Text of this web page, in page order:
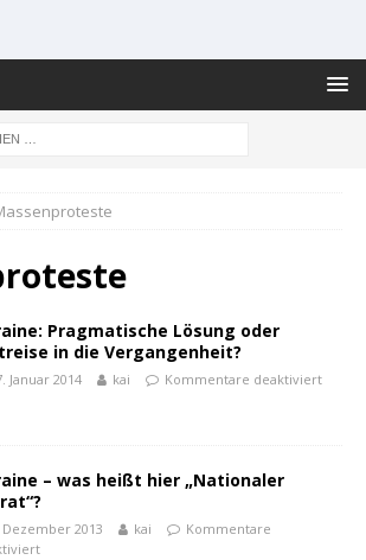
Pragmatische Lösung oder
in die Vergangenheit?
Januar 2014 kai Kommentare deaktiviert
– was heißt hier „Nationaler
Dezember 2013 kai
Kommentare